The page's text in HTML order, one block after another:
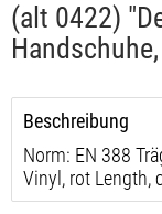
(alt 0422)
Beschreibung
Norm: EN 388
Vinyl, rot Length,